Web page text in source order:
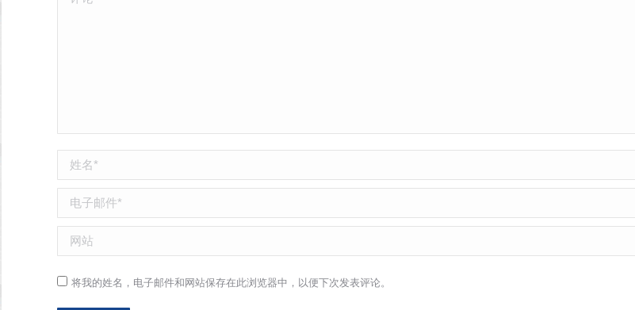
姓名 *
电子邮件 *
网站
将我的姓名，电子邮件和网站保存在此浏览器中，以便下次发表评论。